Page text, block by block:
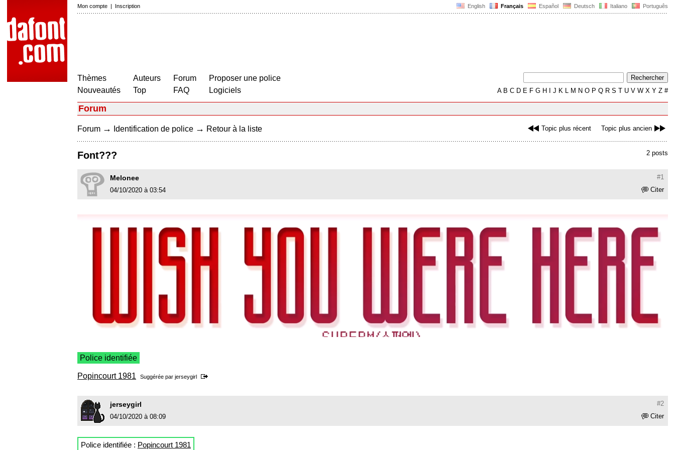
English Français Español Deutsch Italiano Português
Mon compte | Inscription
Thèmes
Nouveautés
Auteurs
Top
Forum
FAQ
Proposer une police
Logiciels
AB C D E F G H J K L M N O P Q R S T U V W X Y Z #
Forum
Topic plus récent Topic plus ancien
Forum → Identification de police → Retour à la liste
2 posts
Font???
#1
Melonee
Citer
04/10/2020 à 03:54
Police identifiée
Popincourt 1981 Suggérée par jerseygirl
#2
jerseygirl
Citer
04/10/2020 à 08:09
Police identifiée : Popincourt 1981